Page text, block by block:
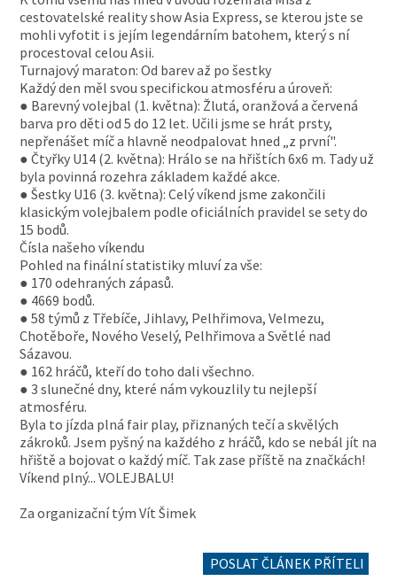
cestovatelské reality show Asia Express, se kterou jste se
mohli vyfotit i s jejím legendárním batohem, který s ní
procestoval celou Asii.
Turnajový maraton: Od barev až po šestky
Každý den měl svou specifickou atmosféru a úroveň:
● Barevný volejbal (1. května): Žlutá, oranžová a červená
barva pro děti od 5 do 12 let. Učili jsme se hrát prsty,
nepřenášet míč a hlavně neodpalovat hned „z první".
● Čtyřky U14 (2. května): Hrálo se na hřištích 6x6 m. Tady už
byla povinná rozehra základem každé akce.
● Šestky U16 (3. května): Celý víkend jsme zakončili
klasickým volejbalem podle oficiálních pravidel se sety do
15 bodů.
Čísla našeho víkendu
Pohled na finální statistiky mluví za vše:
● 170 odehraných zápasů.
● 4669 bodů.
● 58 týmů z Třebíče, Jihlavy, Pelhřimova, Velmezu,
Chotěboře, Nového Veselý, Pelhřimova a Světlé nad
Sázavou.
● 162 hráčů, kteří do toho dali všechno.
● 3 slunečné dny, které nám vykouzlily tu nejlepší
atmosféru.
Byla to jízda plná fair play, přiznaných tečí a skvělých
zákroků. Jsem pyšný na každého z hráčů, kdo se nebál jít na
hřiště a bojovat o každý míč. Tak zase příště na značkách!
Víkend plný... VOLEJBALU!
Za organizační tým Vít Šimek
POSLAT ČLÁNEK PŘÍTELI